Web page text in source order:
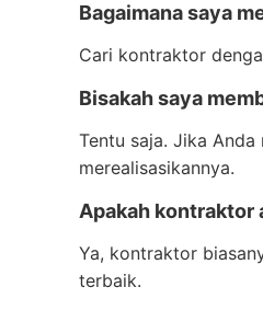
Bagaimana saya
Cari kontraktor
Bisakah saya
Tentu saja. Jika
merealisasikannya.
Apakah kontraktor
Ya, kontraktor
terbaik.